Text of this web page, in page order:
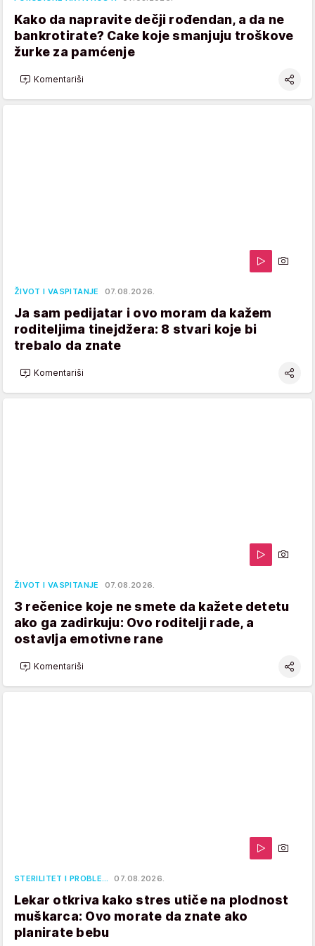
Kako da napravite dečji rođendan, a da ne
bankrotirate? Cake koje smanjuju troškove
žurke za pamćenje
Komentariši
ŽIVOT I VASPITANJE 07.08.2026.
Ja sam pedijatar i ovo moram da kažem
roditeljima tinejdžera: 8 stvari koje bi
trebalo da znate
Komentariši
ŽIVOT I VASPITANJE 07.08.2026.
3 rečenice koje ne smete da kažete detetu
ako ga zadirkuju: Ovo roditelji rade, a
ostavlja emotivne rane
Komentariši
STERILITET I PROBLE… 07.08.2026.
Lekar otkriva kako stres utiče na plodnost
muškarca: Ovo morate da znate ako
planirate bebu